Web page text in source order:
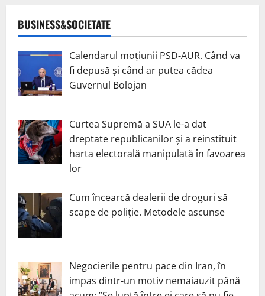
BUSINESS&SOCIETATE
Calendarul moțiunii PSD-AUR. Când va
fi depusă și când ar putea cădea
Guvernul Bolojan
Curtea Supremă a SUA le-a dat
dreptate republicanilor și a reinstituit
harta electorală manipulată în favoarea
lor
Cum încearcă dealerii de droguri să
scape de poliție. Metodele ascunse
Negocierile pentru pace din Iran, în
impas dintr-un motiv nemaiauzit până